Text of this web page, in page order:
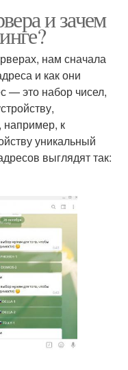
и зачем
нам сначала
и как они
— это набор чисел,
например, к
уникальный
выглядят так: